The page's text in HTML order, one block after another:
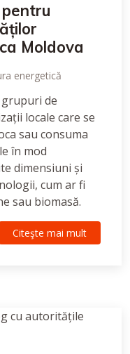
Moldova
energetică
de
locale care se
sau consuma
în mod
dimensiuni și
cum ar fi
sau biomasă.
Citeşte mai mult